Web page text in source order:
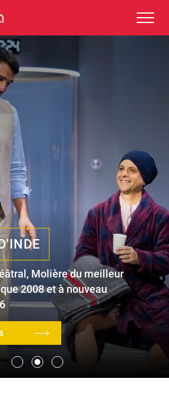
saison 2026-27
saisons passées
des représentations
et enseignements
culturels
l'équipe
et mécènes
Molière du meilleur
2008 et à nouveau